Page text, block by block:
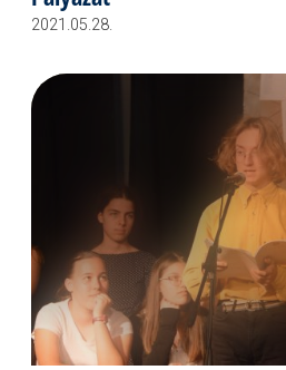
2021.05.28.